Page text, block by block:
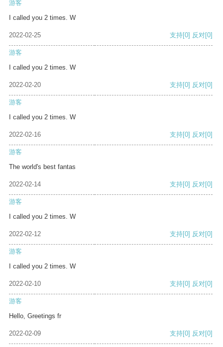
游客
I called you 2 times. W
2022-02-25 支持[0] 反对[0]
游客
I called you 2 times. W
2022-02-20 支持[0] 反对[0]
游客
I called you 2 times. W
2022-02-16 支持[0] 反对[0]
游客
The world's best fantas
2022-02-14 支持[0] 反对[0]
游客
I called you 2 times. W
2022-02-12 支持[0] 反对[0]
游客
I called you 2 times. W
2022-02-10 支持[0] 反对[0]
游客
Hello, Greetings fr
2022-02-09 支持[0] 反对[0]